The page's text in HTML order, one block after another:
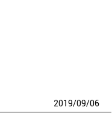
2019/09/06